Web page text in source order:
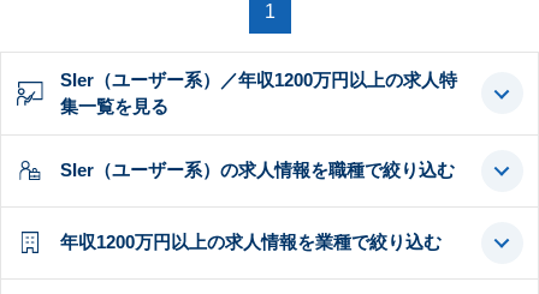
1
SIer（ユーザー系）／年収1200万円以上の求人特
集一覧を見る
SIer（ユーザー系）の求人情報を職種で絞り込む
年収1200万円以上の求人情報を業種で絞り込む